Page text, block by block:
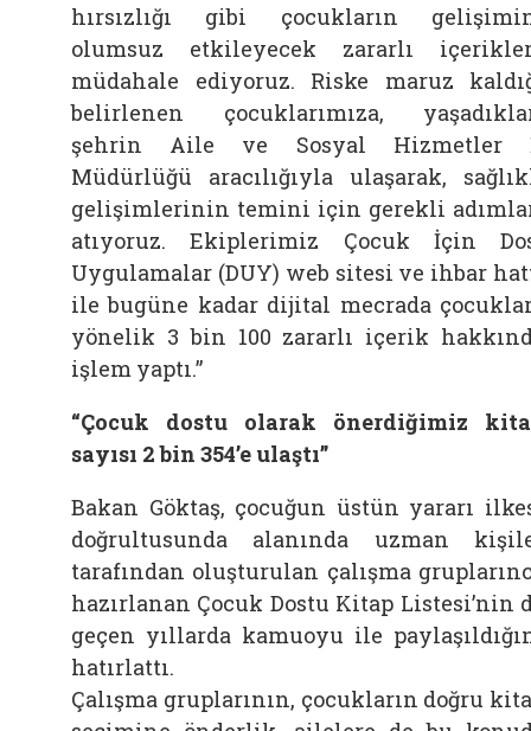
hırsızlığı gibi çocukların
olumsuz etkileyecek zararlı
müdahale ediyoruz. Riske maruz
belirlenen çocuklarımıza,
şehrin Aile ve Sosyal Hizmetler
Müdürlüğü aracılığıyla ulaşarak,
gelişimlerinin temini için gerekli
atıyoruz. Ekiplerimiz Çocuk İçin
Uygulamalar (DUY) web sitesi ve ihbar
ile bugüne kadar dijital mecrada
yönelik 3 bin 100 zararlı içerik
işlem yaptı.”
“Çocuk dostu olarak önerdiğimiz
sayısı 2 bin 354’e ulaştı”
Bakan Göktaş, çocuğun üstün yararı
doğrultusunda alanında uzman
tarafından oluşturulan çalışma
hazırlanan Çocuk Dostu Kitap Listesi’nin
geçen yıllarda kamuoyu ile
hatırlattı.
Çalışma gruplarının, çocukların doğru